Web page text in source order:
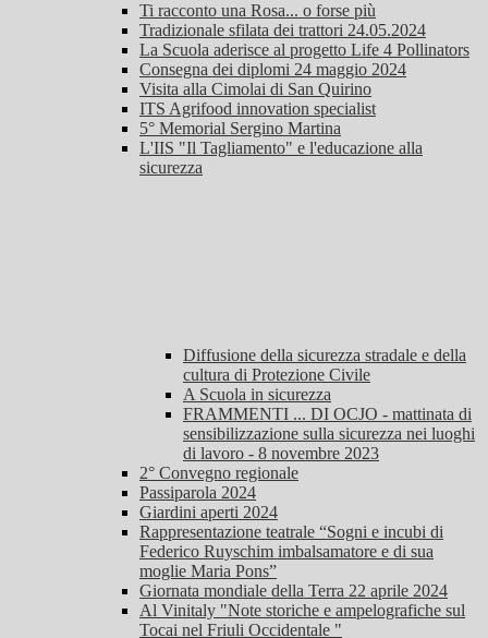
Ti racconto una Rosa... o forse più
Tradizionale sfilata dei trattori 24.05.2024
La Scuola aderisce al progetto Life 4 Pollinators
Consegna dei diplomi 24 maggio 2024
Visita alla Cimolai di San Quirino
ITS Agrifood innovation specialist
5° Memorial Sergino Martina
L'IIS "Il Tagliamento" e l'educazione alla
sicurezza
Diffusione della sicurezza stradale e della
cultura di Protezione Civile
A Scuola in sicurezza
FRAMMENTI ... DI OCJO - mattinata di
sensibilizzazione sulla sicurezza nei luoghi
di lavoro - 8 novembre 2023
2° Convegno regionale
Passiparola 2024
Giardini aperti 2024
Rappresentazione teatrale “Sogni e incubi di
Federico Ruyschim imbalsamatore e di sua
moglie Maria Pons”
Giornata mondiale della Terra 22 aprile 2024
Al Vinitaly "Note storiche e ampelografiche sul
Tocai nel Friuli Occidentale "